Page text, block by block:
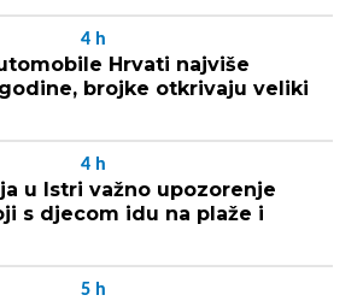
4 h
Hrvati najviše
brojke otkrivaju veliki
4 h
u Istri važno upozorenje
s djecom idu na plaže i
5 h